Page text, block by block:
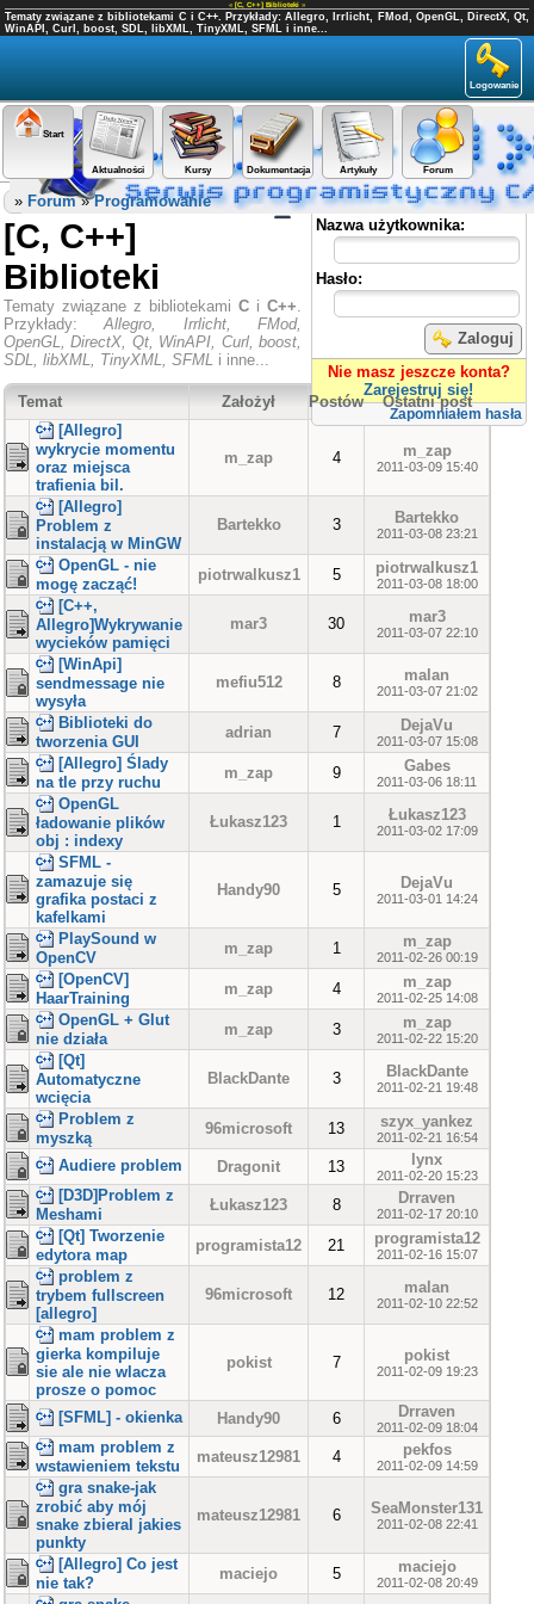
« [C, C++] Biblioteki »
Tematy związane z bibliotekami C i C++. Przykłady: Allegro, Irrlicht, FMod, OpenGL, DirectX, Qt,
WinAPI, Curl, boost, SDL, libXML, TinyXML, SFML i inne...
Logowanie
Start
Aktualności Kursy Dokumentacja Artykuły Forum
Panel użytkownika
Nazwa użytkownika:
Hasło:
Zaloguj
Nie masz jeszcze konta?
Zarejestruj się!
Zapomniałem hasła
» Forum»Programowanie
[C, C++]
Biblioteki
Tematy związane z bibliotekami C i C++.
Przykłady:Allegro, Irrlicht, FMod,
OpenGL, DirectX, Qt, WinAPI, Curl, boost,
SDL, libXML, TinyXML, SFML i inne...
Temat Założył Postów
Ostatni post
[Allegro]
wykrycie momentu
oraz miejsca
trafienia bil.
m_zap 4 m_zap
2011-03-09 15:40
[Allegro]
Problem z
instalacją w MinGW
Bartekko 3 Bartekko
2011-03-08 23:21
OpenGL - nie
mogę zacząć!
piotrwalkusz1 5 piotrwalkusz1
2011-03-08 18:00
[C++,
Allegro]Wykrywanie
wycieków pamięci
mar3 30 mar3
2011-03-07 22:10
[WinApi]
sendmessage nie
wysyła
mefiu512 8 malan
2011-03-07 21:02
Biblioteki do
tworzenia GUI
adrian 7 DejaVu
2011-03-07 15:08
[Allegro] Ślady
na tle przy ruchu
m_zap 9 Gabes
2011-03-06 18:11
OpenGL
ładowanie plików
obj : indexy
Łukasz123 1 Łukasz123
2011-03-02 17:09
SFML -
zamazuje się
grafika postaci z
kafelkami
Handy90 5 DejaVu
2011-03-01 14:24
PlaySound w
OpenCV
m_zap 1 m_zap
2011-02-26 00:19
[OpenCV]
HaarTraining
m_zap 4 m_zap
2011-02-25 14:08
OpenGL + Glut
nie działa
m_zap 3 m_zap
2011-02-22 15:20
[Qt]
Automatyczne
wcięcia
BlackDante 3 BlackDante
2011-02-21 19:48
Problem z
myszką
96microsoft 13 szyx_yankez
2011-02-21 16:54
Audiere problem Dragonit 13 lynx
2011-02-20 15:23
[D3D]Problem z
Meshami
Łukasz123 8 Drraven
2011-02-17 20:10
[Qt] Tworzenie
edytora map
programista12 21 programista12
2011-02-16 15:07
problem z
trybem fullscreen
[allegro]
96microsoft 12 malan
2011-02-10 22:52
mam problem z
gierka kompiluje
sie ale nie wlacza
prosze o pomoc
pokist 7 pokist
2011-02-09 19:23
[SFML] - okienka Handy90 6 Drraven
2011-02-09 18:04
mam problem z
wstawieniem tekstu
mateusz12981 4 pekfos
2011-02-09 14:59
gra snake-jak
zrobić aby mój
snake zbieral jakies
punkty
mateusz12981 6 SeaMonster131
2011-02-08 22:41
[Allegro] Co jest
nie tak?
maciejo 5 maciejo
2011-02-08 20:49